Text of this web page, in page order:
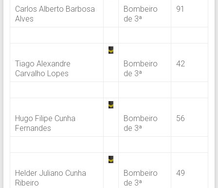
Carlos Alberto Barbosa
Alves
Bombeiro
de 3ª
91
Tiago Alexandre
Carvalho Lopes
Bombeiro
de 3ª
42
Hugo Filipe Cunha
Fernandes
Bombeiro
de 3ª
56
Helder Juliano Cunha
Ribeiro
Bombeiro
de 3ª
49